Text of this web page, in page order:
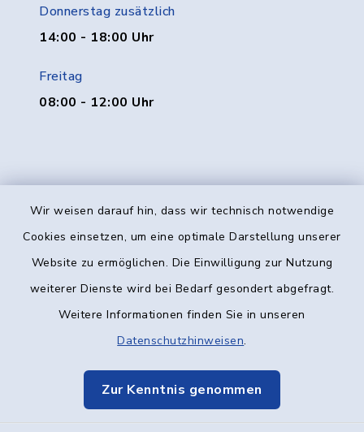
Wir weisen darauf hin, dass wir technisch notwendige
Cookies einsetzen, um eine optimale Darstellung unserer
Website zu ermöglichen. Die Einwilligung zur Nutzung
weiterer Dienste wird bei Bedarf gesondert abgefragt.
Weitere Informationen finden Sie in unseren
Datenschutzhinweisen.
Zur Kenntnis genommen
Donnerstag zusätzlich
14:00 - 18:00 Uhr
Freitag
08:00 - 12:00 Uhr
Kontakt
Datenschutz
Elektronische Kommunikation